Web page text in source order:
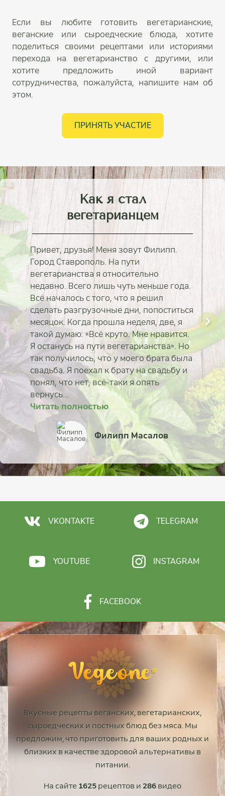
Если вы любите готовить вегетарианские,
веганские или сыроедческие блюда, хотите
поделиться своими рецептами или историями
перехода на вегетарианство с другими, или
хотите предложить иной вариант
сотрудничества, пожалуйста, напишите нам об
этом.
ПРИНЯТЬ УЧАСТИЕ
Как я стал
вегетарианцем
Привет, друзья! Меня зовут Филипп.
Город Ставрополь. На пути
вегетарианства я относительно
недавно. Всего лишь чуть меньше года.
Всё началось с того, что я решил
сделать разгрузочные дни, попоститься
месяцок. Когда прошла неделя, две, я
такой думаю: «Всё круто. Мне нравится.
Я останусь на пути вегетарианства». Но
так получилось, что у моего брата была
свадьба. Я поехал к брату на свадьбу и
понял, что нет, всё-таки я опять
вернусь...
Читать полностью
Филипп Масалов
Читать полностью
Александр Дувалин
Читать полностью
Дмитрий Коровин
Читать полностью
Татьяна Фунтякова
Читать полностью
Илона Ребицкая
Читать полностью
Екатерина Короткая
Читать полностью
Татьяна Венгерская
Читать полностью
Наталья
VKONTAKTE TELEGRAM
YOUTUBE INSTAGRAM
FACEBOOK
Вкусные рецепты веганских, вегетарианских,
сыроедческих и постных блюд без мяса. Мы
предложим, что приготовить для ваших родных и
близких в качестве здоровой альтернативы в
питании.
На сайте 1625 рецептов и 286 видео